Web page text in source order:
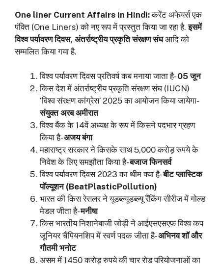
One liner Current Affairs in Hindi:करेंट अफेयर्स एक
पंक्ति (One Liners) को नए रूप में प्रस्तुत किया जा रहा है.इसमें
विश्व पर्यावरण दिवस, अंतर्राष्ट्रीय प्रकृति संरक्षण संघआदि को
सम्मलित किया गया है.
विश्व पर्यावरण दिवस प्रतिवर्ष कब मनाया जाता है-05 जून
किस देश में अंतर्राष्ट्रीय प्रकृति संरक्षण संघ (IUCN)
‘विश्व संरक्षण कांग्रेस’ 2025 का आयोजन किया जायेगा-
संयुक्त अरब अमीरात
विश्व बैंक के 14वें अध्यक्ष के रूप में किसने पदभार ग्रहण
किया है-अजय बंगा
महाराष्ट्र सरकार ने किसके साथ 5,000 करोड़ रुपये के
निवेश के लिए समझौता किया है-बजाज फिनसर्व
विश्व पर्यावरण दिवस 2023 का थीम क्या है-बीट प्लास्टिक
पॉल्यूशन (BeatPlasticPollution)
भारत की किस रेसलर ने यूडब्ल्यूडब्ल्यू रैंकिंग सीरीज में गोल्ड
मेडल जीता है-मनीषा
किस भारतीय निशानेबाजी जोड़ी ने आईएसएसएफ विश्व कप
जूनियर चैंपियनशिप में स्वर्ण पदक जीता है-अभिनव शॉ और
गौतमी भनोट
असम में 1450 करोड़ रुपये की चार रोड परियोजनाओं का